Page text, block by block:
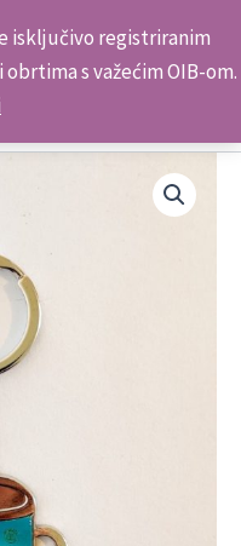
isključivo registriranim
s važećim OIB-om.
179 3891